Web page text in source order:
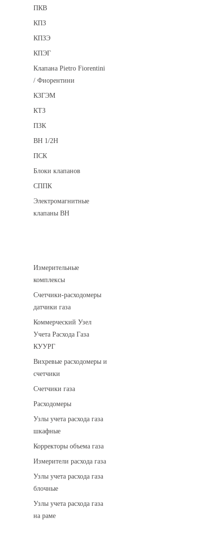
ПКВ
КПЗ
КПЗЭ
КПЭГ
Клапана Pietro Fiorentini
/ Фиорентини
КЗГЭМ
КТЗ
ПЗК
ВН 1/2Н
ПСК
Блоки клапанов
СППК
Электромагнитные
клапаны ВН
Измерительные
комплексы
Счетчики-расходомеры
датчики газа
Коммерческий Узел
Учета Расхода Газа
КУУРГ
Вихревые расходомеры и
счетчики
Счетчики газа
Расходомеры
Узлы учета расхода газа
шкафные
Корректоры объема газа
Измерители расхода газа
Узлы учета расхода газа
блочные
Узлы учета расхода газа
на раме